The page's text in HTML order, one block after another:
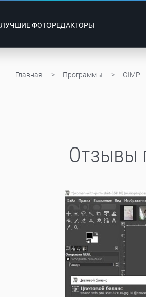
ЛУЧШИЕФОТОРЕДАКТОРЫ
Главная Программы GIMP
Отзывы